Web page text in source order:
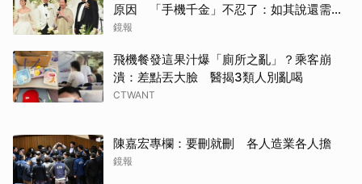
原因 「手機千金」不忍了：如其說還需要
離開嗎？
鏡報
飛機餐發這果汁爆「廁所之亂」？乘客崩
潰：差點丟大臉 醫揭3類人別亂喝
CTWANT
陳嘉宏專欄：要刪就刪 各人造業各人擔
鏡報